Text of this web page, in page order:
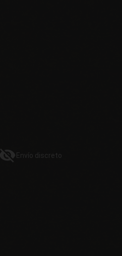
Envío discreto